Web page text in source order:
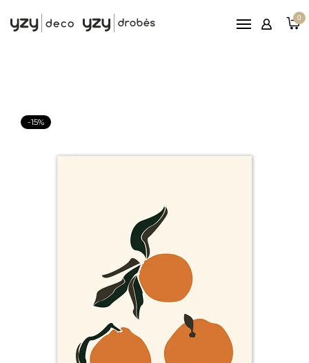
0
Printai
Patarimai
Nemokamaspristatymas nuo 100€
-15%